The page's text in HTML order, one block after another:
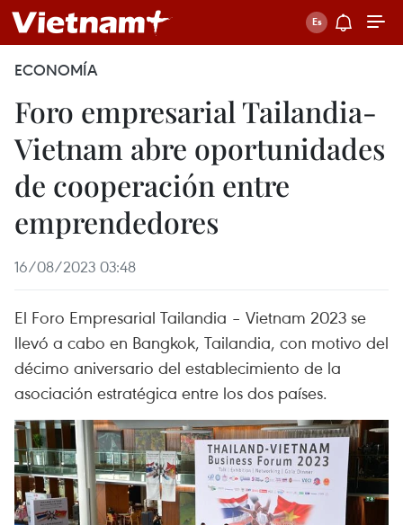
ECONOMÍA
Foro empresarial Tailandia-
Vietnam abre oportunidades
de cooperación entre
emprendedores
16/08/2023 03:48
El Foro Empresarial Tailandia – Vietnam 2023 se
llevó a cabo en Bangkok, Tailandia, con motivo del
décimo aniversario del establecimiento de la
asociación estratégica entre los dos países.